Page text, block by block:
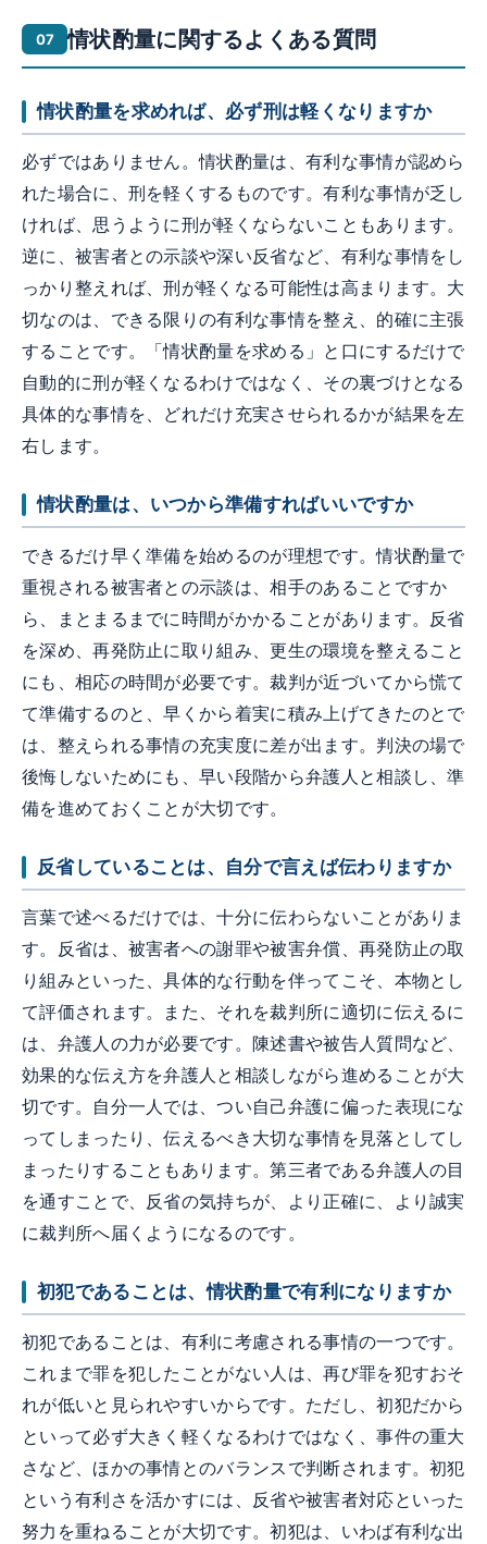
情状酌量に関するよくある質問
情状酌量を求めれば、必ず刑は軽くなりますか
必ずではありません。情状酌量は、有利な事情が認めら
れた場合に、刑を軽くするものです。有利な事情が乏し
ければ、思うように刑が軽くならないこともあります。
逆に、被害者との示談や深い反省など、有利な事情をし
っかり整えれば、刑が軽くなる可能性は高まります。大
切なのは、できる限りの有利な事情を整え、的確に主張
することです。「情状酌量を求める」と口にするだけで
自動的に刑が軽くなるわけではなく、その裏づけとなる
具体的な事情を、どれだけ充実させられるかが結果を左
右します。
情状酌量は、いつから準備すればいいですか
できるだけ早く準備を始めるのが理想です。情状酌量で
重視される被害者との示談は、相手のあることですか
ら、まとまるまでに時間がかかることがあります。反省
を深め、再発防止に取り組み、更生の環境を整えること
にも、相応の時間が必要です。裁判が近づいてから慌て
て準備するのと、早くから着実に積み上げてきたのとで
は、整えられる事情の充実度に差が出ます。判決の場で
後悔しないためにも、早い段階から弁護人と相談し、準
備を進めておくことが大切です。
反省していることは、自分で言えば伝わりますか
言葉で述べるだけでは、十分に伝わらないことがありま
す。反省は、被害者への謝罪や被害弁償、再発防止の取
り組みといった、具体的な行動を伴ってこそ、本物とし
て評価されます。また、それを裁判所に適切に伝えるに
は、弁護人の力が必要です。陳述書や被告人質問など、
効果的な伝え方を弁護人と相談しながら進めることが大
切です。自分一人では、つい自己弁護に偏った表現にな
ってしまったり、伝えるべき大切な事情を見落としてし
まったりすることもあります。第三者である弁護人の目
を通すことで、反省の気持ちが、より正確に、より誠実
に裁判所へ届くようになるのです。
初犯であることは、情状酌量で有利になりますか
初犯であることは、有利に考慮される事情の一つです。
これまで罪を犯したことがない人は、再び罪を犯すおそ
れが低いと見られやすいからです。ただし、初犯だから
といって必ず大きく軽くなるわけではなく、事件の重大
さなど、ほかの事情とのバランスで判断されます。初犯
という有利さを活かすには、反省や被害者対応といった
努力を重ねることが大切です。初犯は、いわば有利な出